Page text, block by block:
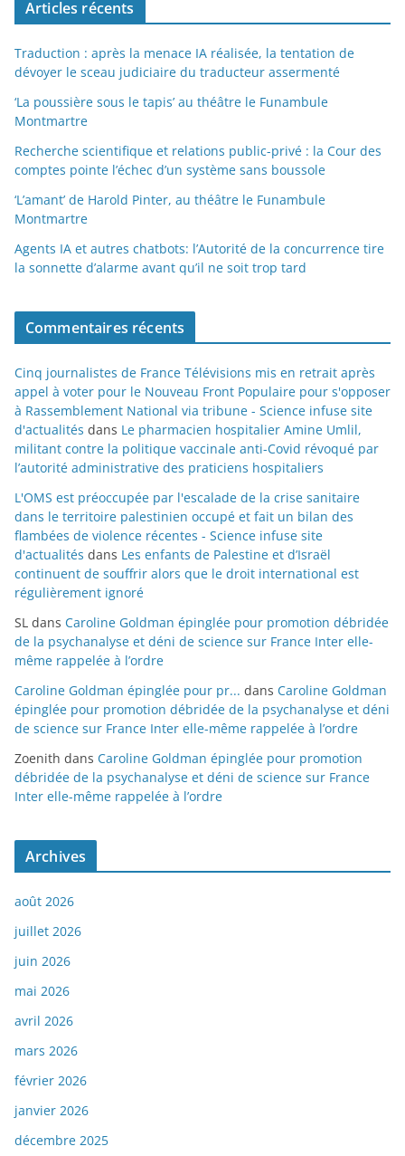
Articles récents
Traduction : après la menace IA réalisée, la tentation de
dévoyer le sceau judiciaire du traducteur assermenté
‘La poussière sous le tapis’ au théâtre le Funambule
Montmartre
Recherche scientifique et relations public-privé : la Cour des
comptes pointe l’échec d’un système sans boussole
‘L’amant’ de Harold Pinter, au théâtre le Funambule
Montmartre
Agents IA et autres chatbots: l’Autorité de la concurrence tire
la sonnette d’alarme avant qu’il ne soit trop tard
Commentaires récents
Cinq journalistes de France Télévisions mis en retrait après
appel à voter pour le Nouveau Front Populaire pour s'opposer
à Rassemblement National via tribune - Science infuse site
d'actualités dans Le pharmacien hospitalier Amine Umlil,
militant contre la politique vaccinale anti-Covid révoqué par
l’autorité administrative des praticiens hospitaliers
L'OMS est préoccupée par l'escalade de la crise sanitaire
dans le territoire palestinien occupé et fait un bilan des
flambées de violence récentes - Science infuse site
d'actualités dans Les enfants de Palestine et d’Israël
continuent de souffrir alors que le droit international est
régulièrement ignoré
SL dans Caroline Goldman épinglée pour promotion débridée
de la psychanalyse et déni de science sur France Inter elle-
même rappelée à l’ordre
Caroline Goldman épinglée pour pr... dans Caroline Goldman
épinglée pour promotion débridée de la psychanalyse et déni
de science sur France Inter elle-même rappelée à l’ordre
Zoenith dans Caroline Goldman épinglée pour promotion
débridée de la psychanalyse et déni de science sur France
Inter elle-même rappelée à l’ordre
Archives
août 2026
juillet 2026
juin 2026
mai 2026
avril 2026
mars 2026
février 2026
janvier 2026
décembre 2025